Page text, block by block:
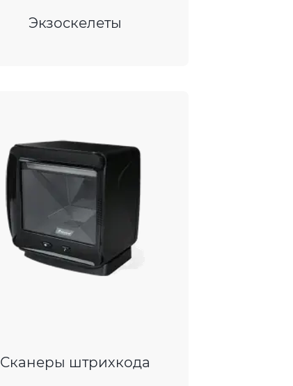
Экзоскелеты
Сканеры штрихкода